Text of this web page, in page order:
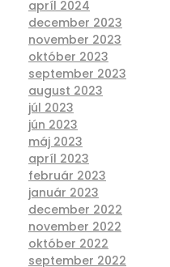
apríl 2024
december 2023
november 2023
október 2023
september 2023
august 2023
júl 2023
jún 2023
máj 2023
apríl 2023
február 2023
január 2023
december 2022
november 2022
október 2022
september 2022